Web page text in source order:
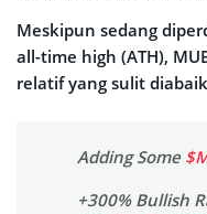
Meskipun sedang
all-time high (ATH),
relatif yang sulit
Adding Some
+300% Bullish